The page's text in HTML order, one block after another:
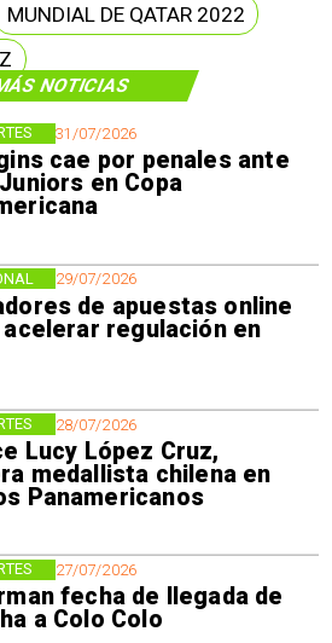
NOTICIAS
31/07/2026
cae por penales ante
en Copa
29/07/2026
de apuestas online
acelerar regulación en
28/07/2026
Lucy López Cruz,
medallista chilena en
Panamericanos
27/07/2026
fecha de llegada de
a Colo Colo
MUNDIAL DE QATAR 2022